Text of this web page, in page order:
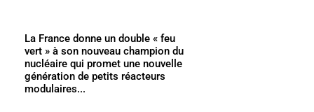
La France donne un double « feu
vert » à son nouveau champion du
nucléaire qui promet une nouvelle
génération de petits réacteurs
modulaires...